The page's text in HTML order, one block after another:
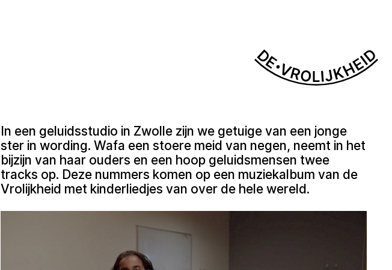
In een geluidsstudio in Zwolle zijn we getuige van een jonge
ster in wording. Wafa een stoere meid van negen, neemt in het
bijzijn van haar ouders en een hoop geluidsmensen twee
tracks op. Deze nummers komen op een muziekalbum van de
Vrolijkheid met kinderliedjes van over de hele wereld.